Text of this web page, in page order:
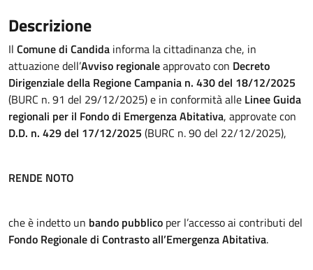
Descrizione
Il Comune di Candida informa la cittadinanza che, in
attuazione dell’Avviso regionaleapprovato con Decreto
Dirigenziale della Regione Campania n. 430 del 18/12/2025
(BURC n. 91 del 29/12/2025) e in conformità alle Linee Guida
regionali per il Fondo di Emergenza Abitativa, approvate con
D.D. n. 429 del 17/12/2025 (BURC n. 90 del 22/12/2025),
RENDE NOTO
che è indetto un bando pubblico per l’accesso ai contributi del
Fondo Regionale di Contrasto all’Emergenza Abitativa.